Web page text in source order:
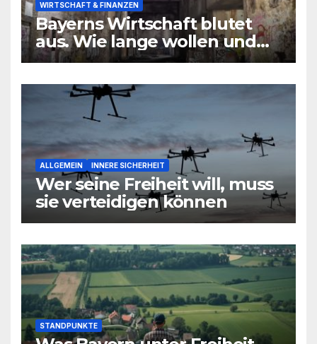
WIRTSCHAFT & FINANZEN
Bayerns Wirtschaft blutet
aus. Wie lange wollen und
können wir uns den
noch leisten?
ALLGEMEIN INNERE SICHERHEIT
Wer seine Freiheit will, muss
sie verteidigen können
STANDPUNKTE